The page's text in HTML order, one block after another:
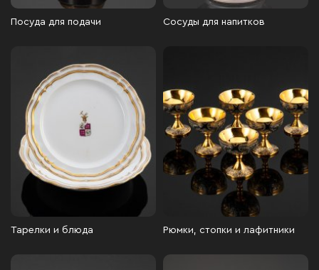
Посуда для подачи Сосуды для напитков
Тарелки и блюда Рюмки, стопки и лафитники